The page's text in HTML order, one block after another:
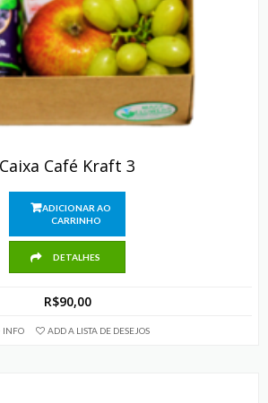
Caixa Café Kraft 3
ADICIONAR AO
CARRINHO
DETALHES
R$90,00
INFO ADD A LISTA DE DESEJOS